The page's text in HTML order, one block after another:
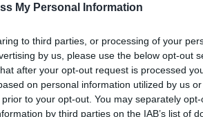
My Personal Information
to third parties, or processing of your
by us, please use the below opt-out
after your opt-out request is processed
on personal information utilized by us
to your opt-out. You may separately
by third parties on the IAB’s list of
hagy a The Last of Usnak.
tud pár dolgot a